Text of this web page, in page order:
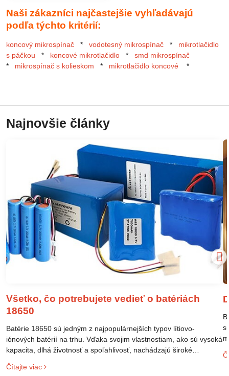
Naši zákazníci najčastejšie vyhľadávajú
podľa týchto kritérií:
koncový mikrospínač * vodotesný mikrospínač * mikrotlačidlo
s páčkou * koncové mikrotlačidlo * smd mikrospínač
* mikrospínač s kolieskom * mikrotlačidlo koncové *
Najnovšie články
Všetko, čo potrebujete vedieť o batériách
18650
Batérie 18650 sú jedným z najpopulárnejších typov lítiovo-
iónových batérií na trhu. Vďaka svojim vlastnostiam, ako sú vysoká
kapacita, dlhá životnosť a spoľahlivosť, nachádzajú široké
po elektrické vozidlá. Pochopenie ich delenia, označovania a
Čítajte viac